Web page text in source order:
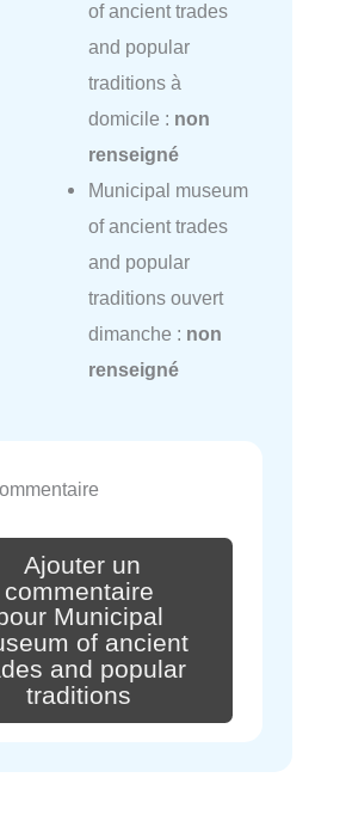
of ancient trades
and popular
traditions à
domicile : non
renseigné
Municipal museum
of ancient trades
and popular
traditions ouvert
dimanche : non
renseigné
Ajouter un
commentaire
Municipal
of ancient
and popular
traditions